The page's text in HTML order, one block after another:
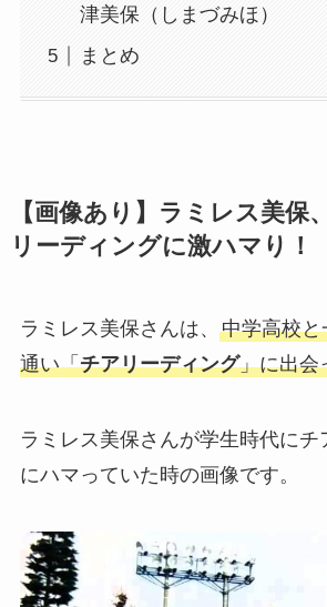
津美保（しまづみほ）
まとめ
【画像あり】ラミレス美保
リーディングに激ハマり！
ラミレス美保さんは、 中学高校
通い「チアリーディング」に出会
ラミレス美保さんが学生時代にチ
にハマっていた時の画像です。